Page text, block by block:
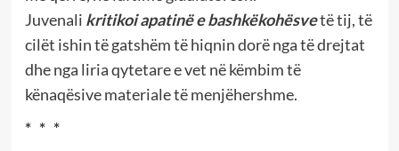
Juvenali kritikoi apatinë e bashkëkohësvetë tij, të
cilët ishin të gatshëm të hiqnin dorë nga të drejtat
dhe nga liria qytetare e vet në këmbim të
kënaqësive materiale të menjëhershme.
* * *